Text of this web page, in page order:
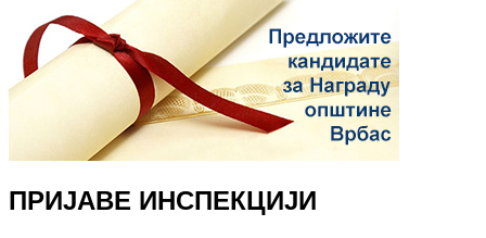
ПРИЈАВЕ ИНСПЕКЦИЈИ